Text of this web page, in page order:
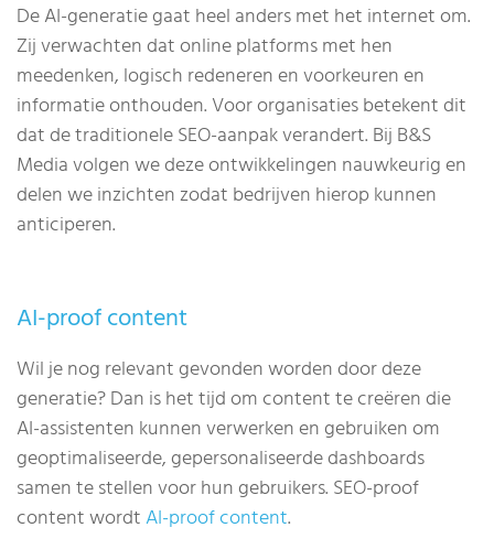
De AI-generatie gaat heel anders met het internet om.
Zij verwachten dat online platforms met hen
meedenken, logisch redeneren en voorkeuren en
informatie onthouden. Voor organisaties betekent dit
dat de traditionele SEO-aanpak verandert. Bij B&S
Media volgen we deze ontwikkelingen nauwkeurig en
delen we inzichten zodat bedrijven hierop kunnen
anticiperen.
AI-proof content
Wil je nog relevant gevonden worden door deze
generatie? Dan is het tijd om content te creëren die
AI-assistenten kunnen verwerken en gebruiken om
geoptimaliseerde, gepersonaliseerde dashboards
samen te stellen voor hun gebruikers. SEO-proof
content wordtAI-proof content.